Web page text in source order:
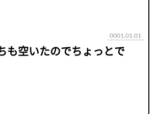
0001.01.01
も空いたのでちょっとで